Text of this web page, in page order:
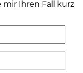
mir Ihren Fall kurz